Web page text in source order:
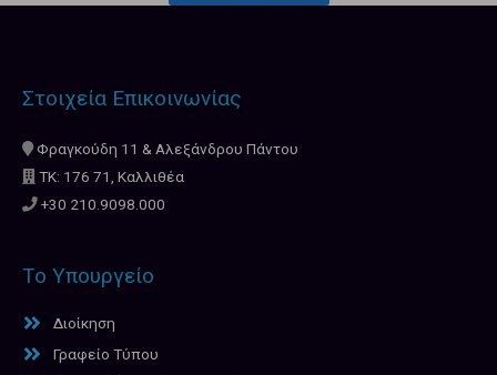
Στοιχεία Επικοινωνίας
Φραγκούδη 11 & Αλεξάνδρου Πάντου
ΤΚ: 176 71, Καλλιθέα
+30 210.9098.000
Το Υπουργείο
Διοίκηση
Γραφείο Τύπου